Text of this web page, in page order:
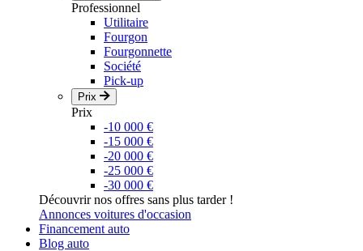
Professionnel
Utilitaire
Fourgon
Fourgonnette
Société
Pick-up
Prix
Prix
-10 000 €
-15 000 €
-20 000 €
-25 000 €
-30 000 €
Découvrir nos offres sans plus tarder !
Annonces voitures d'occasion
Financement auto
Blog auto